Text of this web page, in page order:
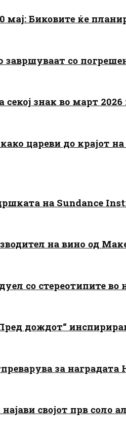
мај: Биковите ќе
завршуваат со
знак во март
цареви до крајот
на Sundance
на вино од
со стереотипите во
дождот“
за
својот прв соло